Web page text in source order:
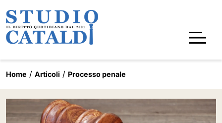
Home Articoli Processo penale